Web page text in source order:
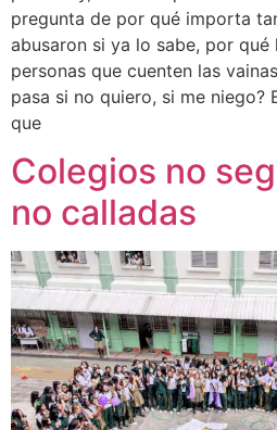
pregunta de por qué importa
abusaron si ya lo sabe, por qué
personas que cuenten las
pasa si no quiero, si me niego?
que
Colegios no
no calladas